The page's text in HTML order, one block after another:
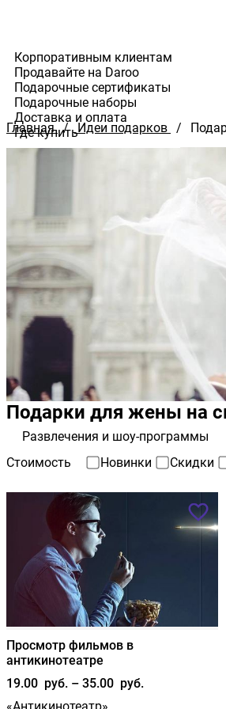
Корпоративным клиентам
Продавайте на Daroo
Подарочные сертификаты
Подарочные наборы
Доставка и оплата
Где купить
Главная / Идеи подарков /
Подарки для жены на
Развлечения и шоу-программы
Стоимость
Новинки Скидки
Просмотр фильмов в
антикинотеатре
19.00 руб. – 35.00 руб.